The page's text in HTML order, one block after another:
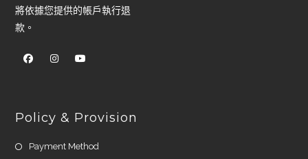
將依據您提供的帳戶執行退
款。
Policy & Provision
Payment Method